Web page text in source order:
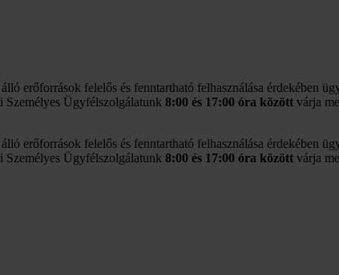
erőforrások felelős és fenntartható felhasználása érdekében
Személyes Ügyfélszolgálatunk 8:00 és 17:00 óra között várja
erőforrások felelős és fenntartható felhasználása érdekében
Személyes Ügyfélszolgálatunk 8:00 és 17:00 óra között várja